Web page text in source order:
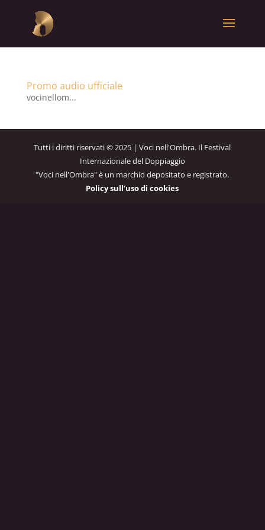
Promo audio ufficiale
vocinellom...
Tutti i diritti riservati © 2025 | Voci nell'Ombra. Il Festival
Internazionale del Doppiaggio
"Voci nell'Ombra" è un marchio depositato e registrato.
Policy sull’uso di cookies